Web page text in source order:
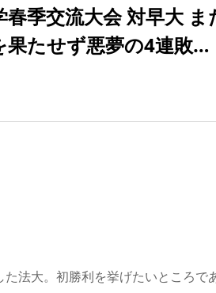
春季交流大会 対早大
たせず悪夢の4連敗…
法大。初勝利を挙げたいところで